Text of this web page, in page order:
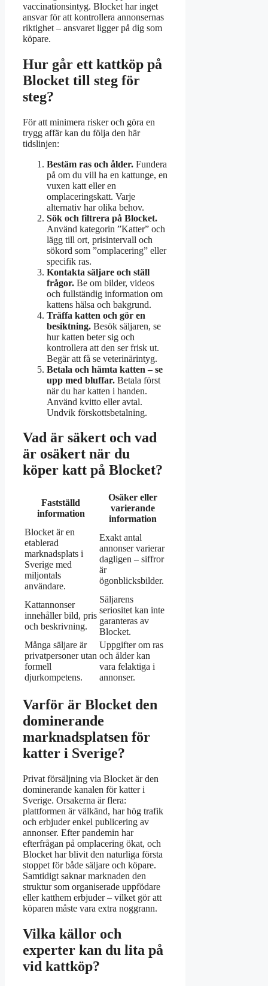
vaccinationsintyg. Blocket har inget
ansvar för att kontrollera annonsernas
riktighet – ansvaret ligger på dig som
köpare.
Hur går ett kattköp på
Blocket till steg för
steg?
För att minimera risker och göra en
trygg affär kan du följa den här
tidslinjen:
Bestäm ras och ålder. Fundera
på om du vill ha en kattunge, en
vuxen katt eller en
omplaceringskatt. Varje
alternativ har olika behov.
Sök och filtrera på Blocket.
Använd kategorin ”Katter” och
lägg till ort, prisintervall och
sökord som ”omplacering” eller
specifik ras.
Kontakta säljare och ställ
frågor. Be om bilder, videos
och fullständig information om
kattens hälsa och bakgrund.
Träffa katten och gör en
besiktning. Besök säljaren, se
hur katten beter sig och
kontrollera att den ser frisk ut.
Begär att få se veterinärintyg.
Betala och hämta katten – se
upp med bluffar. Betala först
när du har katten i handen.
Använd kvitto eller avtal.
Undvik förskottsbetalning.
Vad är säkert och vad
är osäkert när du
köper katt på Blocket?
Fastställd
information
Osäker eller
varierande
information
Blocket är en
etablerad
marknadsplats i
Sverige med
miljontals
användare.
Exakt antal
annonser varierar
dagligen – siffror
är
ögonblicksbilder.
Kattannonser
innehåller bild, pris
och beskrivning.
Säljarens
seriositet kan inte
garanteras av
Blocket.
Många säljare är
privatpersoner utan
formell
djurkompetens.
Uppgifter om ras
och ålder kan
vara felaktiga i
annonser.
Varför är Blocket den
dominerande
marknadsplatsen för
katter i Sverige?
Privat försäljning via Blocket är den
dominerande kanalen för katter i
Sverige. Orsakerna är flera:
plattformen är välkänd, har hög trafik
och erbjuder enkel publicering av
annonser. Efter pandemin har
efterfrågan på omplacering ökat, och
Blocket har blivit den naturliga första
stoppet för både säljare och köpare.
Samtidigt saknar marknaden den
struktur som organiserade uppfödare
eller katthem erbjuder – vilket gör att
köparen måste vara extra noggrann.
Vilka källor och
experter kan du lita på
vid kattköp?